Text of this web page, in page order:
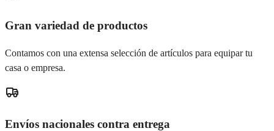
Gran variedad de productos
Contamos con una extensa selección de artículos para equipar tu
casa o empresa.
Envíos nacionales contra entrega